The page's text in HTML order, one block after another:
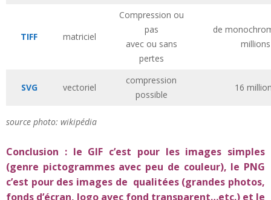
TIFF matriciel
Compression ou
pas
avec ou sans
pertes
de
millions
SVG vectoriel
compression
possible
16
source photo: wikipédia
Conclusion : le GIF c’est pour les images simples
(genre pictogrammes avec peu de couleur), le PNG
c’est pour des images de qualitées (grandes photos,
fonds d’écran, logo avec fond transparent…etc.) et le